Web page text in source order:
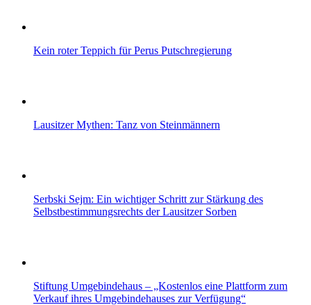
Kein roter Teppich für Perus Putschregierung
Lausitzer Mythen: Tanz von Steinmännern
Serbski Sejm: Ein wichtiger Schritt zur Stärkung des
Selbstbestimmungsrechts der Lausitzer Sorben
Stiftung Umgebindehaus – „Kostenlos eine Plattform zum
Verkauf ihres Umgebindehauses zur Verfügung“